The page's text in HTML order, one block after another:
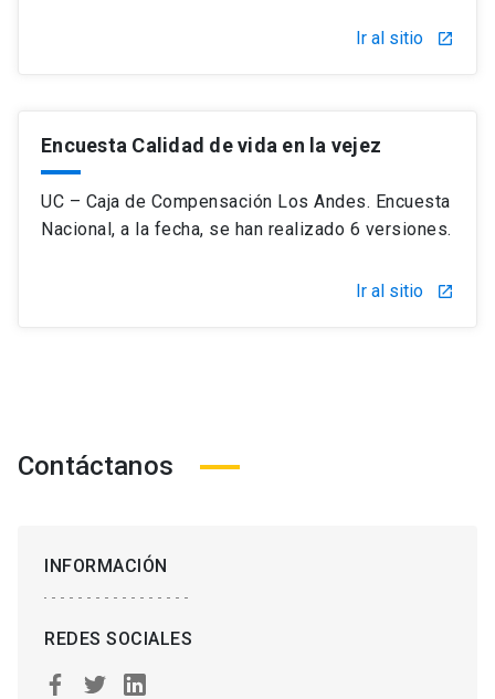
Ir al sitio launch
Encuesta Calidad de vida en la vejez
UC – Caja de Compensación Los Andes. Encuesta
Nacional, a la fecha, se han realizado 6 versiones.
Ir al sitio launch
Contáctanos
INFORMACIÓN
REDES SOCIALES